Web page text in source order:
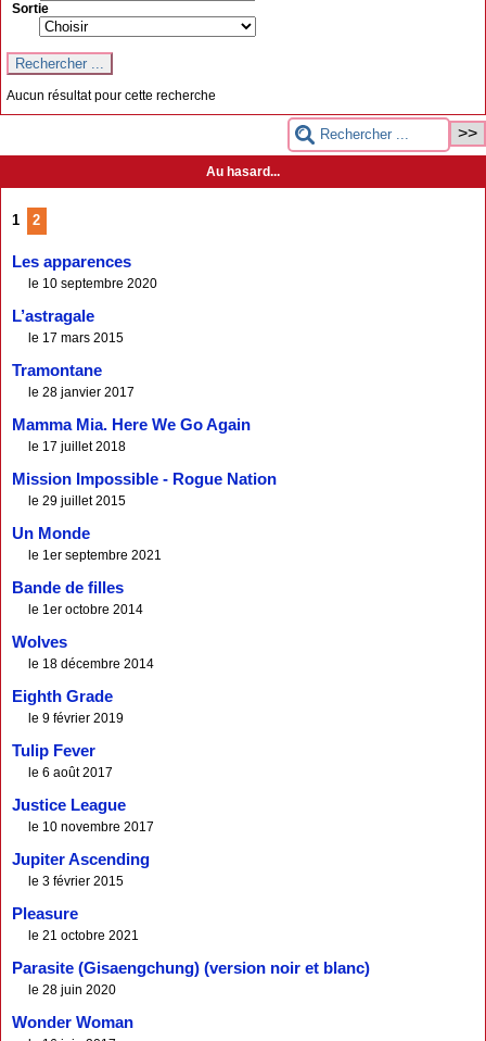
Sortie
Aucun résultat pour cette recherche
Au hasard...
1 2
Les apparences
le 10 septembre 2020
L’astragale
le 17 mars 2015
Tramontane
le 28 janvier 2017
Mamma Mia. Here We Go Again
le 17 juillet 2018
Mission Impossible - Rogue Nation
le 29 juillet 2015
Un Monde
le 1er septembre 2021
Bande de filles
le 1er octobre 2014
Wolves
le 18 décembre 2014
Eighth Grade
le 9 février 2019
Tulip Fever
le 6 août 2017
Justice League
le 10 novembre 2017
Jupiter Ascending
le 3 février 2015
Pleasure
le 21 octobre 2021
Parasite (Gisaengchung) (version noir et blanc)
le 28 juin 2020
Wonder Woman